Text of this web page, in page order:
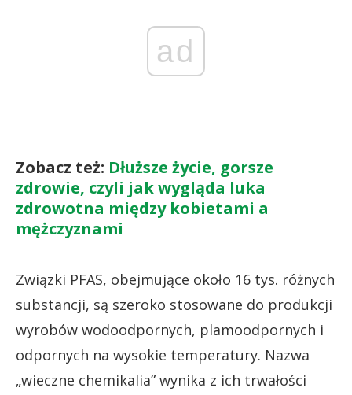
ad
Zobacz też: Dłuższe życie, gorsze
zdrowie, czyli jak wygląda luka
zdrowotna między kobietami a
mężczyznami
Związki PFAS, obejmujące około 16 tys. różnych
substancji, są szeroko stosowane do produkcji
wyrobów wodoodpornych, plamoodpornych i
odpornych na wysokie temperatury. Nazwa
„wieczne chemikalia” wynika z ich trwałości